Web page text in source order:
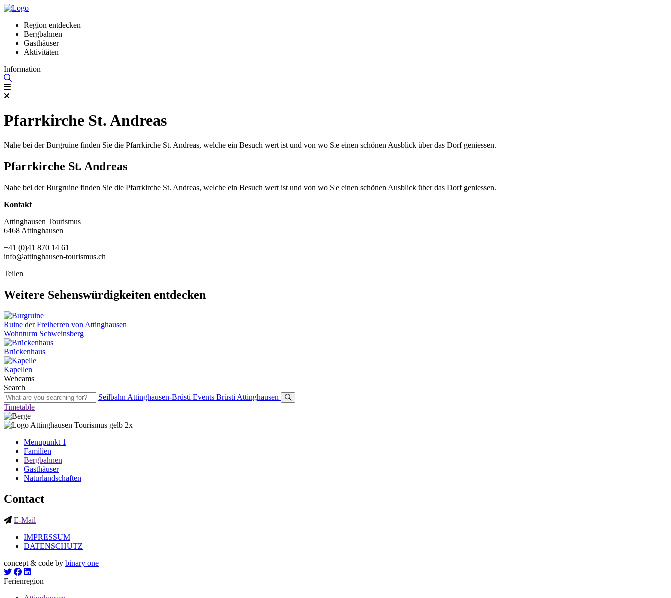
Region entdecken
Bergbahnen
Gasthäuser
Aktivitäten
Information
Pfarrkirche St. Andreas
Nahe bei der Burgruine finden Sie die Pfarrkirche St. Andreas, welche ein Besuch wert ist und von wo Sie einen schönen Ausblick über das Dorf geniessen.
Pfarrkirche St. Andreas
Nahe bei der Burgruine finden Sie die Pfarrkirche St. Andreas, welche ein Besuch wert ist und von wo Sie einen schönen Ausblick über das Dorf geniessen.
Kontakt
Attinghausen Tourismus
6468 Attinghausen
+41 (0)41 870 14 61
info@attinghausen-tourismus.ch
Teilen
Weitere Sehenswürdigkeiten entdecken
Ruine der Freiherren von Attinghausen
Wohnturm Schweinsberg
Brückenhaus
Kapellen
Webcams
Search
Seilbahn Attinghausen-Brüsti Events Brüsti Attinghausen
Timetable
Menupunkt 1
Familien
Bergbahnen
Gasthäuser
Naturlandschaften
Contact
E-Mail
IMPRESSUM
DATENSCHUTZ
concept & code by binary one
Ferienregion